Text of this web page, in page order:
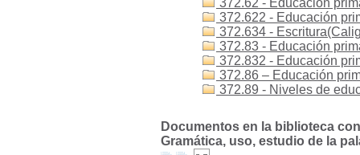
372.62 - Educación
372.622 - Educación
372.634 -
372.83 - Educación
372.832 - Educación
372.86 – Educación
372.89 - Niveles de
Documentos en la biblioteca
Gramática, uso, estudio de la